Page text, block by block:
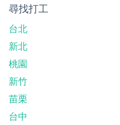
尋找打工
台北
新北
桃園
新竹
苗栗
台中